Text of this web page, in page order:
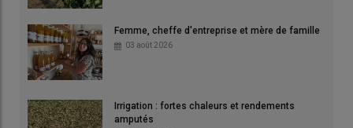
Femme, cheffe d'entreprise et mère de famille
03 août 2026
Irrigation : fortes chaleurs et rendements
amputés